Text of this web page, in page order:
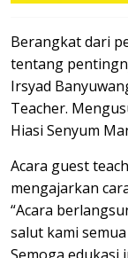
Berangkat dari
tentang
Irsyad
Teacher.
Hiasi Senyum
Acara guest
mengajarkan
“Acara
salut kami